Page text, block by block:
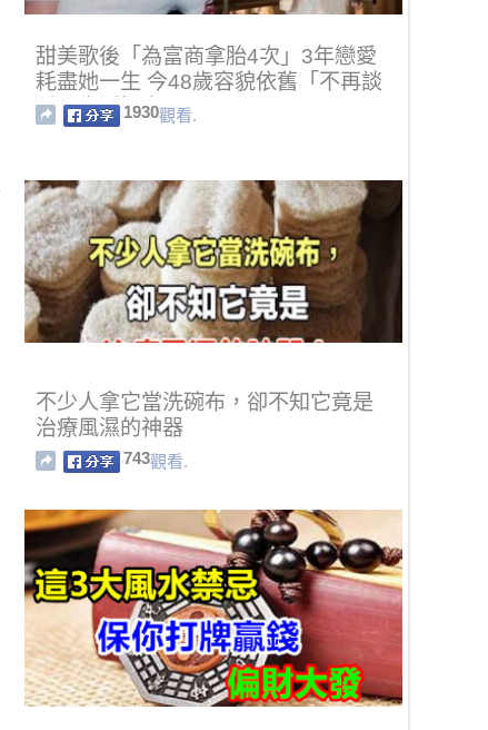
甜美歌後「為富商拿胎4次」3年戀愛
耗盡她一生 今48歲容貌依舊「不再談
愛」生活愜意
1930觀看.
不少人拿它當洗碗布，卻不知它竟是
治療風濕的神器
743觀看.